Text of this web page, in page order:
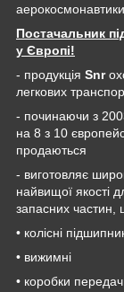
Постачальник
у Європі!
- продукція Snr
легкових
- починаючи з
на 8 з 10
продаються
- виготовляє
найвищої якості
запасних частин,
• колісні
• вижимні
• коробки передач